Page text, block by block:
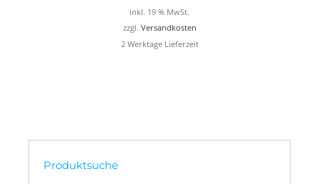
Preis
war:
49,99 €
Preis
ist:
14,99 €.
inkl. 19 % MwSt.
zzgl. Versandkosten
2 Werktage Lieferzeit
Produktsuche